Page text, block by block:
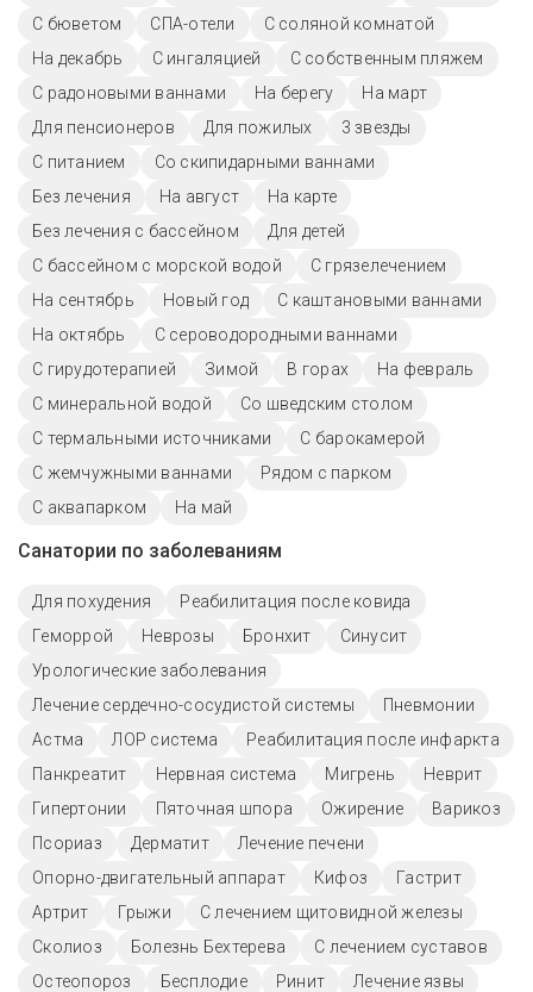
С бюветом
СПА-отели
С соляной комнатой
На декабрь
С ингаляцией
С собственным пляжем
С радоновыми ваннами
На берегу
На март
Для пенсионеров
Для пожилых
3 звезды
С питанием
Со скипидарными ваннами
Без лечения
На август
На карте
Без лечения с бассейном
Для детей
С бассейном с морской водой
С грязелечением
На сентябрь
Новый год
С каштановыми ваннами
На октябрь
С сероводородными ваннами
С гирудотерапией
Зимой В горах
На февраль
С минеральной водой
Со шведским столом
С термальными источниками
С барокамерой
С жемчужными ваннами
Рядом с парком
С аквапарком
На май
Санатории по заболеваниям
Для похудения
Реабилитация после ковида
Геморрой
Неврозы Бронхит
Синусит
Урологические заболевания
Лечение сердечно-сосудистой системы
Пневмонии
Астма
ЛОР система
Реабилитация после инфаркта
Панкреатит
Нервная система Мигрень
Неврит
Гипертонии
Пяточная шпора Ожирение
Варикоз
Псориаз
Дерматит
Лечение печени
Опорно-двигательный аппарат
Кифоз
Гастрит
Артрит
Грыжи
С лечением щитовидной железы
Сколиоз
Болезнь Бехтерева
С лечением суставов
Остеопороз
Бесплодие Ринит
Лечение язвы